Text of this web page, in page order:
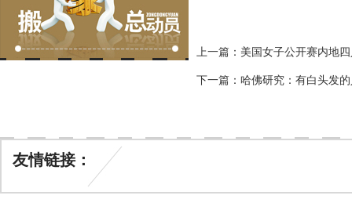
上一篇： 美国女子公开赛内地
下一篇： 哈佛研究：有白头发
友情链接：